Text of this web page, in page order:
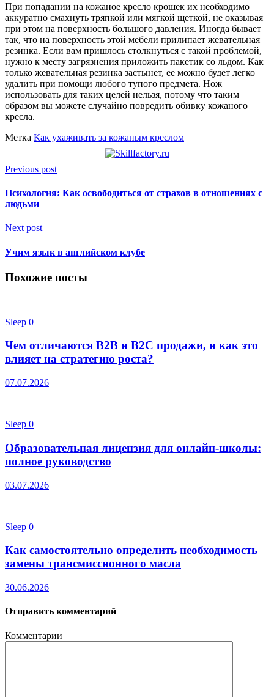
При попадании на кожаное кресло крошек их необходимо
аккуратно смахнуть тряпкой или мягкой щеткой, не оказывая
при этом на поверхность большого давления. Иногда бывает
так, что на поверхность этой мебели прилипает жевательная
резинка. Если вам пришлось столкнуться с такой проблемой,
нужно к месту загрязнения приложить пакетик со льдом. Как
только жевательная резинка застынет, ее можно будет легко
удалить при помощи любого тупого предмета. Нож
использовать для таких целей нельзя, потому что таким
образом вы можете случайно повредить обивку кожаного
кресла.
Метка Как ухаживать за кожаным креслом
Previous post
Психология: Как освободиться от страхов в отношениях с
людьми
Next post
Учим язык в английском клубе
Похожие посты
Sleep 0
Чем отличаются B2B и B2C продажи, и как это
влияет на стратегию роста?
07.07.2026
Sleep 0
Образовательная лицензия для онлайн-школы:
полное руководство
03.07.2026
Sleep 0
Как самостоятельно определить необходимость
замены трансмиссионного масла
30.06.2026
Отправить комментарий
Комментарии